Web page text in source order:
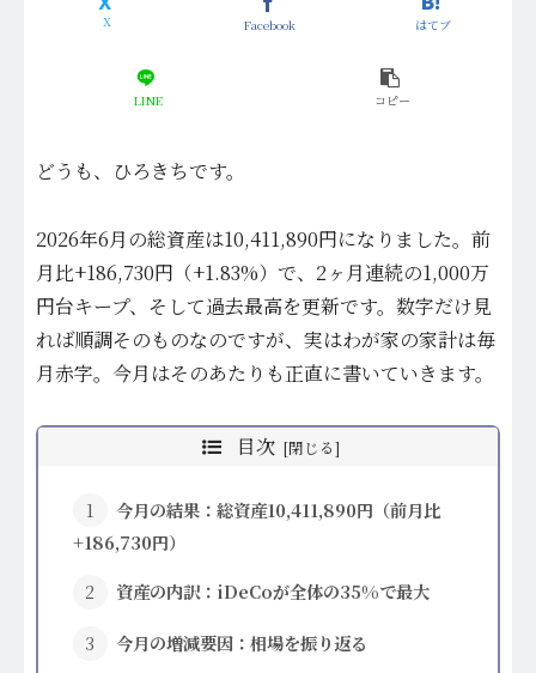
Facebook はてブ
LINE コピー
どうも、ひろきちです。
2026年6月の総資産は10,411,890円になりました。前
月比+186,730円（+1.83%）で、2ヶ月連続の1,000万
円台キープ、そして過去最高を更新です。数字だけ見
れば順調そのものなのですが、実はわが家の家計は毎
月赤字。今月はそのあたりも正直に書いていきます。
目次
今月の結果：総資産10,411,890円（前月比
+186,730円）
資産の内訳：iDeCoが全体の35%で最大
今月の増減要因：相場を振り返る